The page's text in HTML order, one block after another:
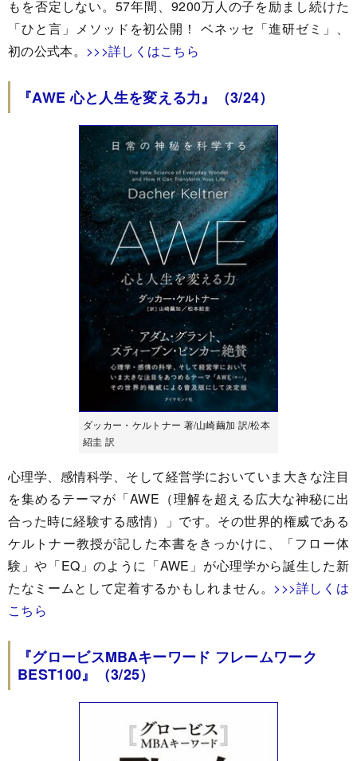
もを否定しない。57年間、9200万人の子を励まし続けた
「ひと言」メソッドを初公開！ ベネッセ「進研ゼミ」、
初の公式本。 >>>詳しくはこちら
『AWE 心と人生を変える力』（3/24）
ダッカー・ケルトナー 著/山崎繭加 訳/松本
紹圭 訳
心理学、感情科学、そして経営学においていま大きな注目
を集めるテーマが「AWE（理解を超える広大な神秘に出
合った時に経験する感情）」です。その世界的権威である
ケルトナー教授が記した本書をきっかけに、「フロー体
験」や「EQ」のように「AWE」が心理学から誕生した新
たなミームとして定着するかもしれません。 >>>詳しくは
こちら
『グロービスMBAキーワード フレームワーク
BEST100』（3/25）